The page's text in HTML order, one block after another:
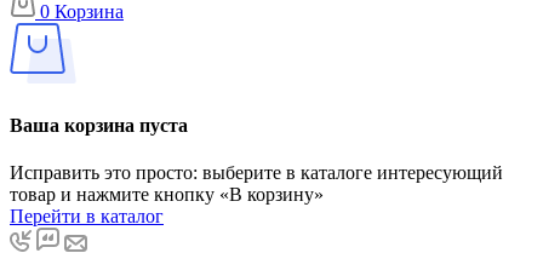
0 Корзина
Ваша корзина пуста
Исправить это просто: выберите в каталоге интересующий
товар и нажмите кнопку «В корзину»
Перейти в каталог